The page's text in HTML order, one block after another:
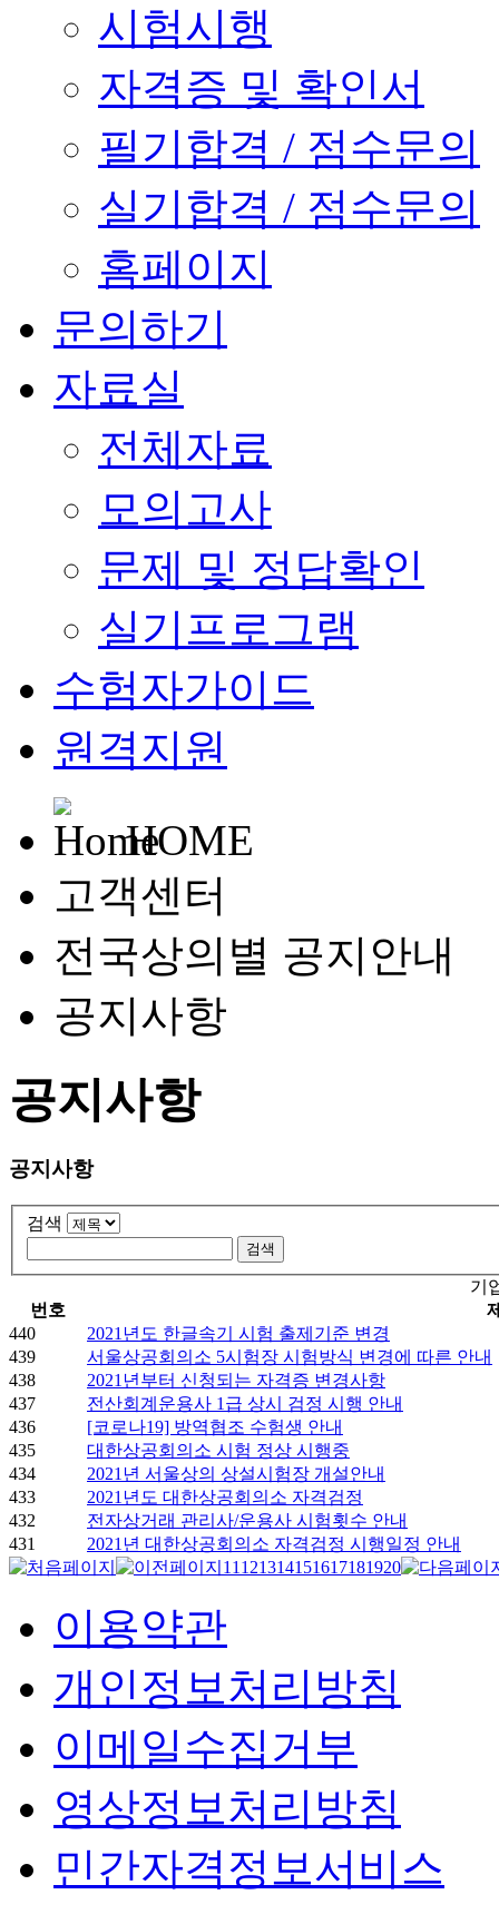
시험시행
자격증 및 확인서
필기합격 / 점수문의
실기합격 / 점수문의
홈페이지
문의하기
자료실
전체자료
모의고사
문제 및 정답확인
실기프로그램
수험자가이드
원격지원
HOME
고객센터
전국상의별 공지안내
공지사항
공지사항
공지사항
검색
기
번호
440
2021년도 한글속기 시험 출제기준 변경
439
서울상공회의소 5시험장 시험방식 변경에 따른 안내
438
2021년부터 신청되는 자격증 변경사항
437
전산회계운용사 1급 상시 검정 시행 안내
436
[코로나19] 방역협조 수험생 안내
435
대한상공회의소 시험 정상 시행중
434
2021년 서울상의 상설시험장 개설안내
433
2021년도 대한상공회의소 자격검정
432
전자상거래 관리사/운용사 시험횟수 안내
431
2021년 대한상공회의소 자격검정 시행일정 안내
11121314151617181920
이용약관
개인정보처리방침
이메일수집거부
영상정보처리방침
민간자격정보서비스